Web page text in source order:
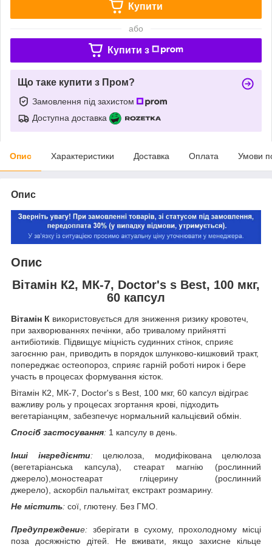
Купити
або
Купити з
Що таке купити з Пром?
Замовлення під захистом
Доступна доставка
Опис Характеристики Доставка Оплата Умови
Опис
Опис
Вітамін К2, МК-7, Doctor's s Best, 100 мкг,
60 капсул
Вітамін К використовується для зниження ризику кровотеч,
при захворюваннях печінки, або тривалому прийнятті
антибіотиків. Підвищує міцність судинних стінок, сприяє
загоєнню ран, приводить в порядок шлунково-кишковий тракт,
попереджає остеопороз, сприяє гарній роботі нирок і бере
участь в процесах формування кісток.
Вітамін К2, МК-7, Doctor's s Best, 100 мкг, 60 капсул відіграє
важливу роль у процесах згортання крові, підходить
вегетаріанцям, забезпечує нормальний кальцієвий обмін.
Спосіб застосування: 1 капсулу в день.
Інші інгредієнти: целюлоза, модифікована
целюлоза
(вегетаріанська капсула), стеарат магнію (рослинний
джерело),моностеарат гліцерину (рослинний
джерело), аскорбіл пальмітат, екстракт розмарину.
Не містить: сої, глютену. Без ГМО.
Предупреждение: зберігати в сухому, прохолодному місці
поза досяжністю дітей. Не вживати, якщо захисне кільце